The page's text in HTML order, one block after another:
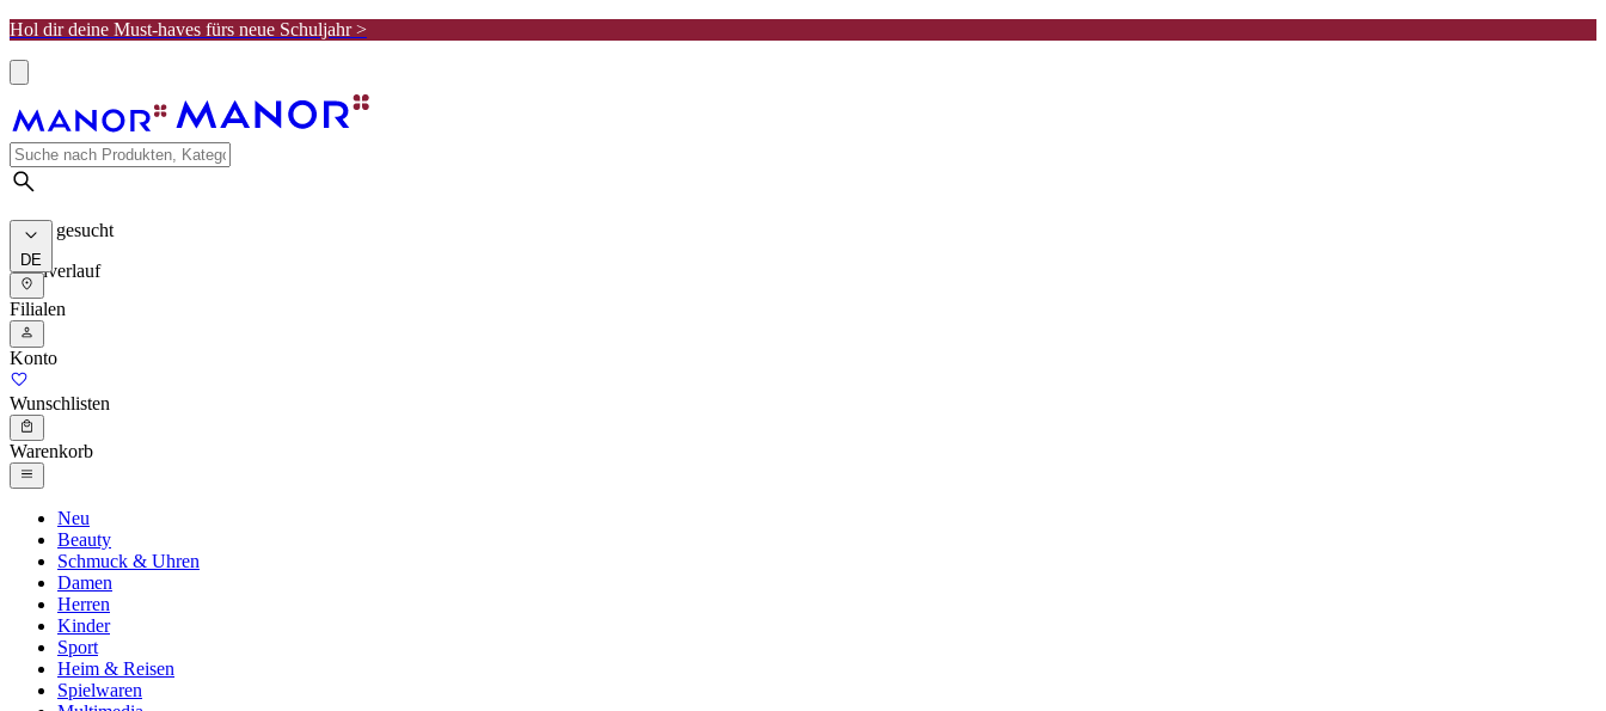
Hol dir deine Must-haves fürs neue Schuljahr >
Meist gesucht
Suchverlauf
DE
Filialen
Konto
Wunschlisten
Warenkorb
Neu
Beauty
Schmuck & Uhren
Damen
Herren
Kinder
Sport
Heim & Reisen
Spielwaren